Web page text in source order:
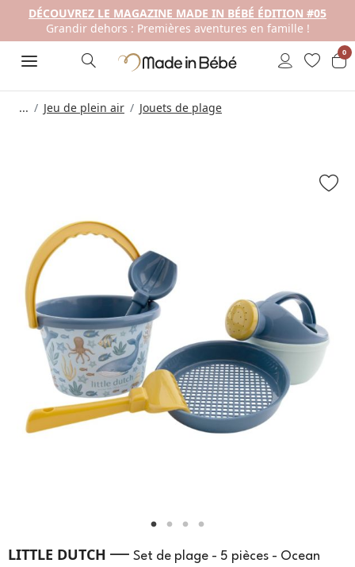
DÉCOUVREZ LE MAGAZINE MADE IN BÉBÉ ÉDITION #05
Grandir dehors : Premières aventures en famille !
0
... Jeu de plein air Jouets de plage
LITTLE DUTCH — Set de plage - 5 pièces - Ocean